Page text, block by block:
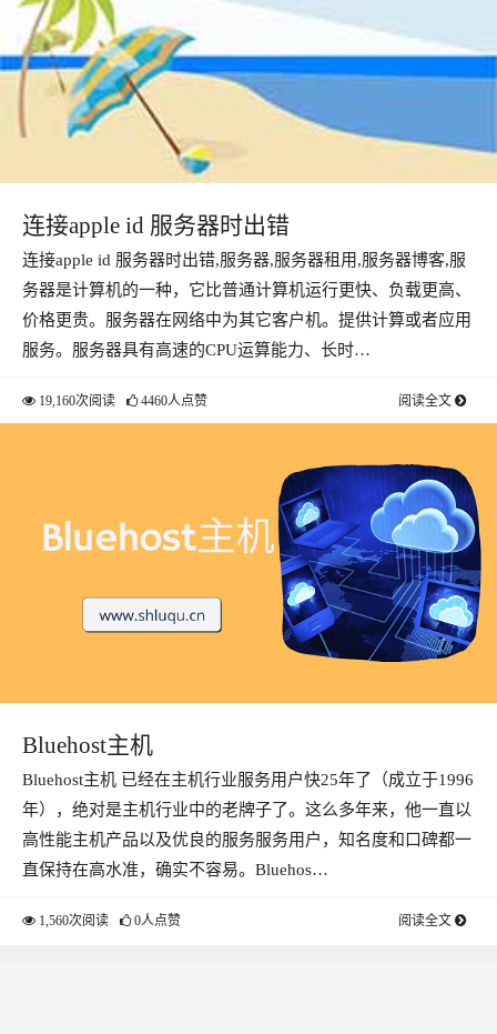
连接apple id 服务器时出错
连接apple id 服务器时出错,服务器,服务器租用,服务器博客,服
务器是计算机的一种，它比普通计算机运行更快、负载更高、
价格更贵。服务器在网络中为其它客户机。提供计算或者应用
服务。服务器具有高速的CPU运算能力、长时…
19,160次阅读 4460人点赞 阅读全文
Bluehost主机
Bluehost主机 已经在主机行业服务用户快25年了（成立于1996
年），绝对是主机行业中的老牌子了。这么多年来，他一直以
高性能主机产品以及优良的服务服务用户，知名度和口碑都一
直保持在高水准，确实不容易。Bluehos…
1,560次阅读 0人点赞 阅读全文